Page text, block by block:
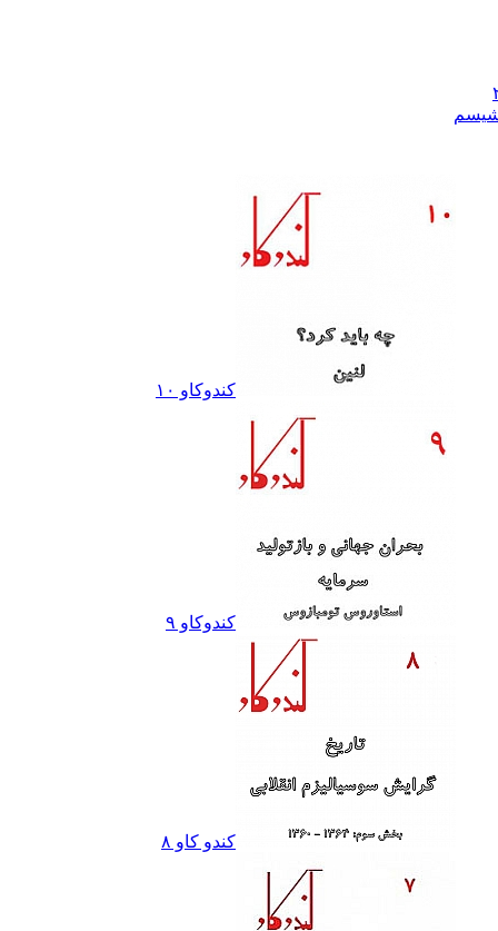
کندوکاو ١٠
کندوکاو ٩
کندو کاو ٨